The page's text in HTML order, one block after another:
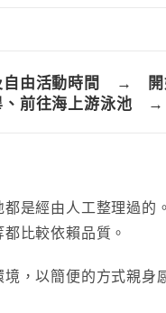
自由活動時間 →
前往海上游泳池
是經由人工整理過
比較依賴品質。
，以簡便的方式親